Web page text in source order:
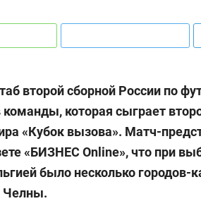
второй сборной России по
команды, которая сыграет
«Кубок вызова». Матч-
«БИЗНЕС Online», что при
было несколько городов-
Челны.